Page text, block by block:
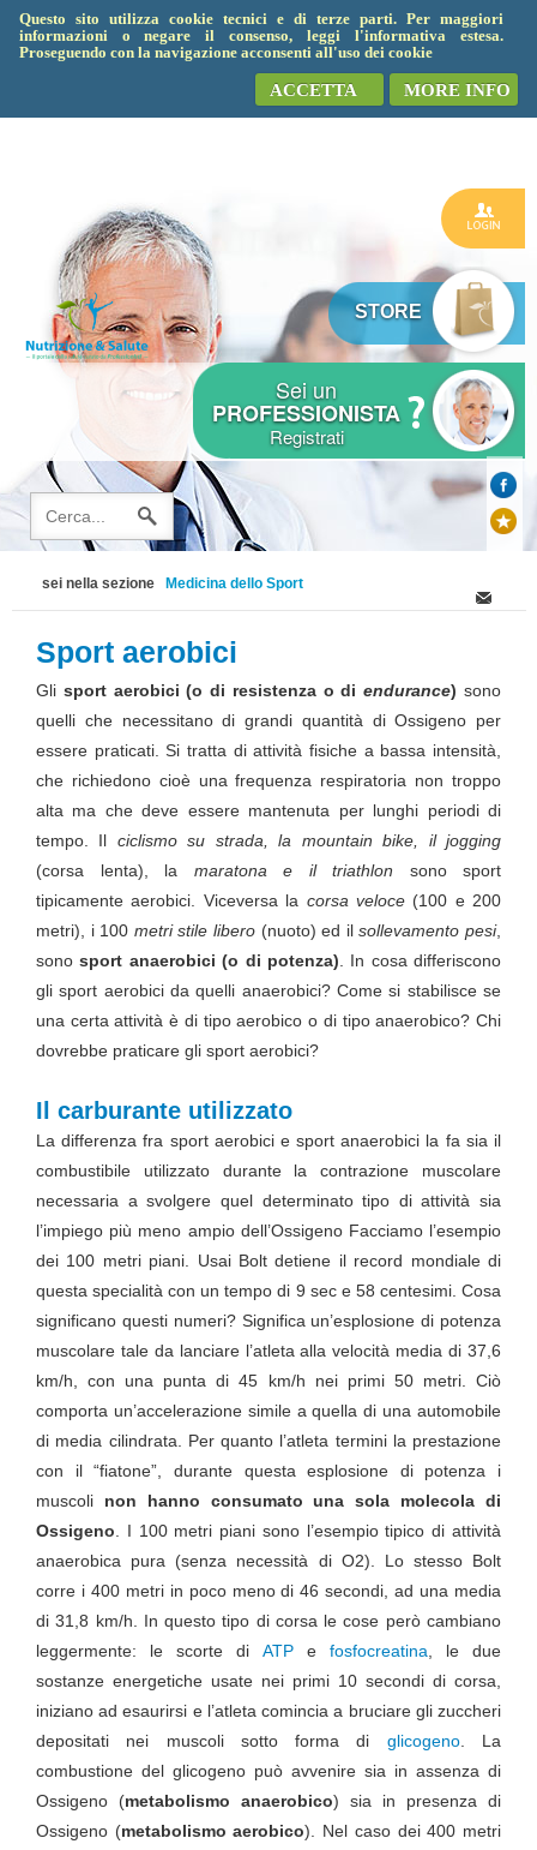
Questo sito utilizza cookie tecnici e di terze parti. Per maggiori
informazioni o negare il consenso, leggi l'informativa estesa.
Proseguendo con la navigazione acconsenti all'uso dei cookie
MORE INFO
ACCETTA
STORE
Sei un
PROFESSIONISTA
Registrati
sei nella sezione Medicina dello Sport
Sport aerobici
Gli sport aerobici (o di resistenza o diendurance) sono
quelli che necessitano di grandi quantità di Ossigeno per
essere praticati. Si tratta di attività fisiche a bassa intensità,
che richiedono cioè una frequenza respiratoria non troppo
alta ma che deve essere mantenuta per lunghi periodi di
tempo. Il ciclismo su strada, la mountain bike, il jogging
(corsa lenta), la maratona e il triathlon sono sport
tipicamente aerobici. Viceversa la corsa veloce(100 e 200
metri), i 100 metri stile libero (nuoto) ed ilsollevamento pesi,
sonosport anaerobici (o di potenza) . In cosa differiscono
gli sport aerobici da quelli anaerobici? Come si stabilisce se
una certa attività è di tipo aerobico o di tipo anaerobico? Chi
dovrebbe praticare gli sport aerobici?
Il carburante utilizzato
La differenza fra sport aerobici e sport anaerobici la fa sia il
combustibile utilizzato durante la contrazione muscolare
necessaria a svolgere quel determinato tipo di attività sia
l’impiego più meno ampio dell’Ossigeno Facciamo l’esempio
dei 100 metri piani. Usai Bolt detiene il record mondiale di
questa specialità con un tempo di 9 sec e 58 centesimi. Cosa
significano questi numeri? Significa un’esplosione di potenza
muscolare tale da lanciare l’atleta alla velocità media di 37,6
km/h, con una punta di 45 km/h nei primi 50 metri. Ciò
comporta un’accelerazione simile a quella di una automobile
di media cilindrata. Per quanto l’atleta termini la prestazione
con il “fiatone”, durante questa esplosione di potenza i
muscoli non hanno consumato una sola molecola di
Ossigeno . I 100 metri piani sono l’esempio tipico di attività
anaerobica pura (senza necessità di O2). Lo stesso Bolt
corre i 400 metri in poco meno di 46 secondi, ad una media
di 31,8 km/h. In questo tipo di corsa le cose però cambiano
leggermente: le scorte di ATP e fosfocreatina , le due
sostanze energetiche usate nei primi 10 secondi di corsa,
iniziano ad esaurirsi e l’atleta comincia a bruciare gli zuccheri
depositati nei muscoli sotto forma di glicogeno. La
combustione del glicogeno può avvenire sia in assenza di
Ossigeno (metabolismo anaerobico) sia in presenza di
Ossigeno (metabolismo aerobico). Nel caso dei 400 metri